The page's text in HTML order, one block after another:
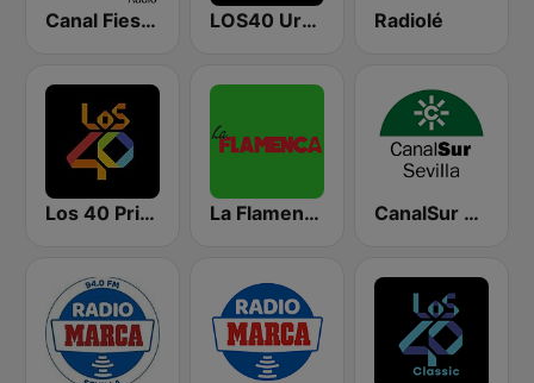
Canal Fiesta Radio LOS40 Urban Radiolé
Los 40 Principales La Flamenca CanalSur Radio Sevilla